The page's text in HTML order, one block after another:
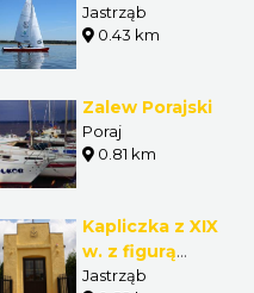
Jastrząb
0.43 km
Zalew Porajski
Poraj
0.81 km
Kapliczka z XIX
w. z figurą
Chrystusa w
Jastrząb